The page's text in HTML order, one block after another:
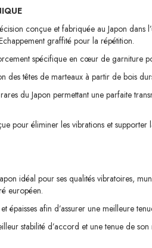
conçue et fabriquée au Japon
graffité pour la répétition.
spécifique en cœur de garniture
des têtes de marteaux à partir de bois
du Japon permettant une parfaite
pour éliminer les vibrations et supporter
idéal pour ses qualités vibratoires,
européen.
épaisses afin d’assurer une meilleure
stabilité d’accord et une tenue de